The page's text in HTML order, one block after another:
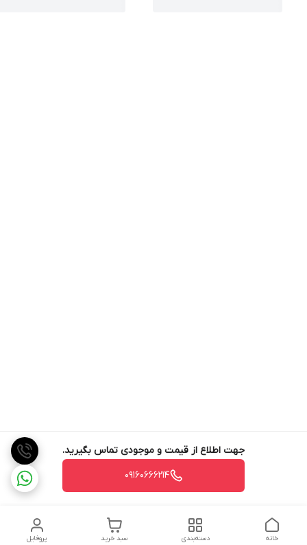
جهت اطلاع از قیمت و موجودی تماس بگیرید.
09160666214
پروفایل سبد خرید دسته‌بندی خانه